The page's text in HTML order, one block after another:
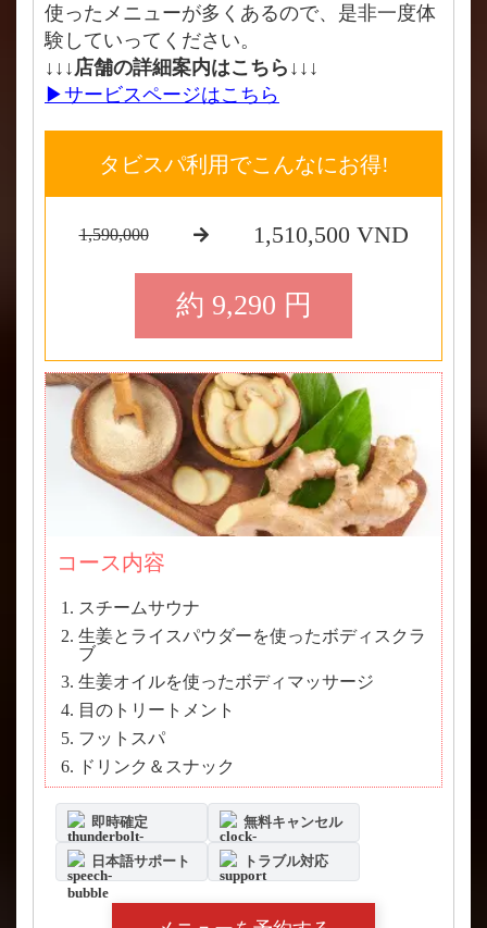
使ったメニューが多くあるので、是非一度体
験していってください。
↓↓↓店舗の詳細案内はこちら↓↓↓
▶サービスページはこちら
タビスパ利用でこんなにお得!
1,590,000 1,510,500 VND
約 9,290 円
コース内容
スチームサウナ
生姜とライスパウダーを使ったボディスクラ
ブ
生姜オイルを使ったボディマッサージ
目のトリートメント
フットスパ
ドリンク＆スナック
即時確定 無料キャンセル
日本語サポート トラブル対応